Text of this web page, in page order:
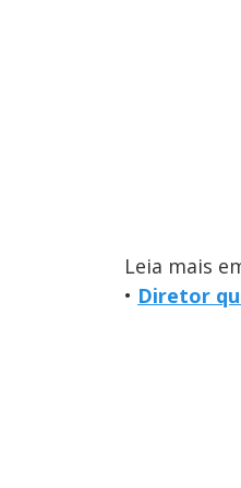
Leia mais
• Diretor